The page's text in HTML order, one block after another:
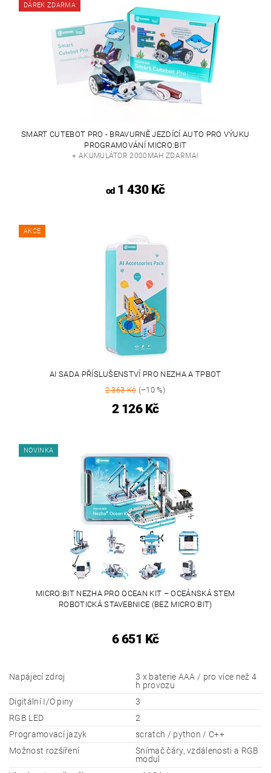
DÁREK ZDARMA
SMART CUTEBOT PRO - BRAVURNĚ JEZDÍCÍ AUTO PRO VÝUKU
PROGRAMOVÁNÍ MICRO:BIT
+ AKUMULÁTOR 2000MAH ZDARMA!
od1 430 Kč
AKCE
AI SADA PŘÍSLUŠENSTVÍ PRO NEZHA A TPBOT
2 363 Kč(–10 %)
2 126 Kč
NOVINKA
MICRO:BIT NEZHA PRO OCEAN KIT – OCEÁNSKÁ STEM
ROBOTICKÁ STAVEBNICE (BEZ MICRO:BIT)
6 651 Kč
Napájecí zdroj
3 x baterie AAA / pro více než 4
h provozu
Digitální I/O piny
3
RGB LED
2
Programovací jazyk
scratch / python / C++
Možnost rozšíření
Snímač čáry, vzdálenosti a RGB
modul